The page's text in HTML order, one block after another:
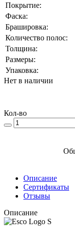
Покрытие:
Фаска:
Брашировка:
Количество полос:
Толщина:
Размеры:
Упаковка:
Нет в наличии
Кол-во
Описание
Сертификаты
Отзывы
Описание